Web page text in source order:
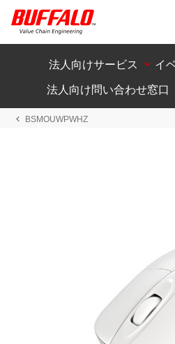
法人向けサービス
イ
法人向け問い合わせ窓口
BSMOUWPWHZ